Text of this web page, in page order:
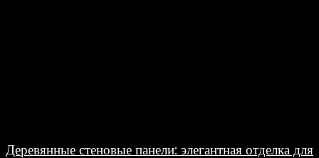
Деревянные стеновые панели: элегантная отделка для